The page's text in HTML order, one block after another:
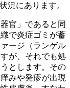
況にあります。
官」であると同
で炎症ゴミが蓄
ージ（ランゲル
が、それでも処
とします。その
みや発疹が出現